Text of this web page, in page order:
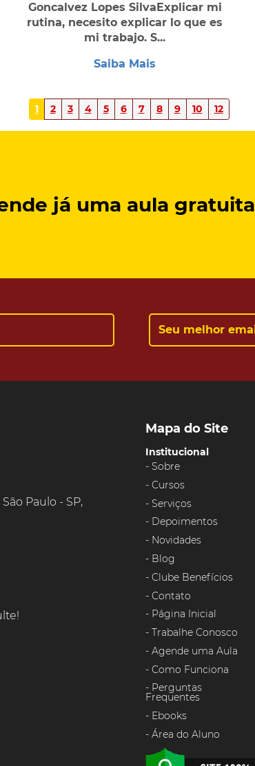
Goncalvez Lopes SilvaExplicar mi
rutina, necesito explicar lo que es
mi trabajo. S...
Saiba Mais
1 2 3 4 5 6 7 8 9 10 12
já uma aula gratuita
São Paulo - SP,
Mapa do Site
Institucional
Sobre
Cursos
Serviços
Depoimentos
Novidades
Blog
Clube Benefícios
Contato
Página Inicial
Trabalhe Conosco
Agende uma Aula
Como Funciona
Perguntas
Frequentes
Ebooks
Área do Aluno